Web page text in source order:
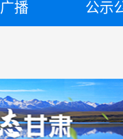
广播 公示